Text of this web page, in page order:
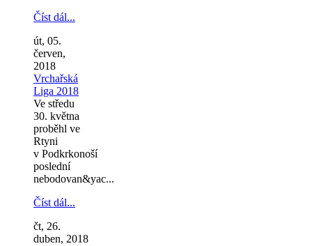
Číst dál...
út, 05.
červen,
2018
Vrchařská
Liga 2018
Ve středu
30. května
proběhl ve
Rtyni
v Podkrkonoší
poslední
nebodovan&yac...
Číst dál...
čt, 26.
duben, 2018